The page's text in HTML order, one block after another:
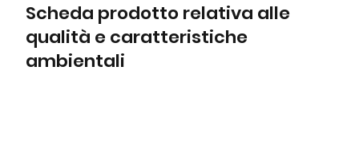
Scheda prodotto relativa alle
qualità e caratteristiche
ambientali